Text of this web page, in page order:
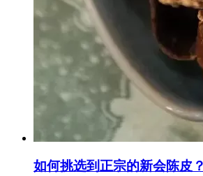
如何挑选到正宗的新会陈皮